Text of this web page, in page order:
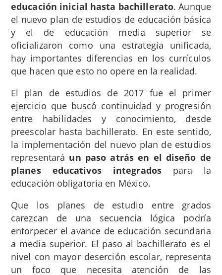
educación inicial hasta bachillerato. Aunque
el nuevo plan de estudios de educación básica
y el de educación media superior se
oficializaron como una estrategia unificada,
hay importantes diferencias en los currículos
que hacen que esto no opere en la realidad.
El plan de estudios de 2017 fue el primer
ejercicio que buscó continuidad y progresión
entre habilidades y conocimiento, desde
preescolar hasta bachillerato. En este sentido,
la implementación del nuevo plan de estudios
representará un paso atrás en el diseño de
planes educativos integrados para la
educación obligatoria en México.
Que los planes de estudio entre grados
carezcan de una secuencia lógica podría
entorpecer el avance de educación secundaria
a media superior. El paso al bachillerato es el
nivel con mayor deserción escolar, representa
un foco que necesita atención de las